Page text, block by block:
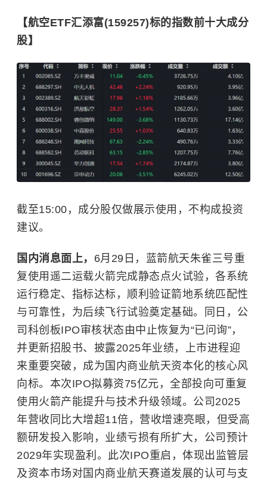
【航空ETF汇添富(159257)标的指数前十大成分
股】
截至15:00，成分股仅做展示使用，不构成投资
建议。
国内消息面上， 6月29日，蓝箭航天朱雀三号重
复使用遥二运载火箭完成静态点火试验，各系统
运行稳定、指标达标，顺利验证箭地系统匹配性
与可靠性，为后续飞行试验奠定基础。同日，公
司科创板IPO审核状态由中止恢复为“已问询”，
并更新招股书、披露2025年业绩，上市进程迎
来重要突破，成为国内商业航天资本化的核心风
向标。本次IPO拟募资75亿元，全部投向可重复
使用火箭产能提升与技术升级领域。公司2025
年营收同比大增超11倍，营收增速亮眼，但受高
额研发投入影响，业绩亏损有所扩大，公司预计
2029年实现盈利。此次IPO重启，体现出监管层
及资本市场对国内商业航天赛道发展的认可与支